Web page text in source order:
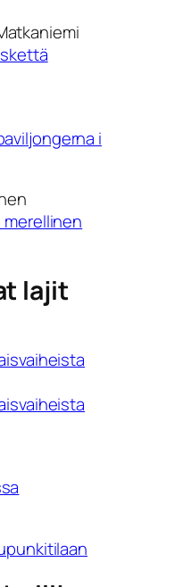
i
merellinen
lajit